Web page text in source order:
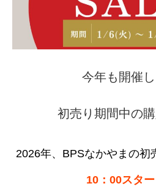
今年も開催し
初売り期間中の購
2026年、BPSなかやまの初
10：00スター